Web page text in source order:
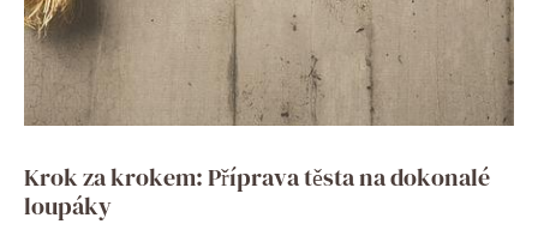
Krok za krokem: Příprava těsta na dokonalé
loupáky